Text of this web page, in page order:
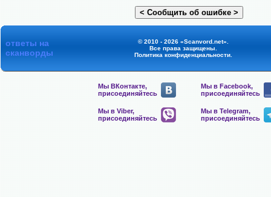
ответы на
сканворды
© 2010 - 2026 «Scanvord.net».
Все права защищены.
Политика конфиденциальности.
Мы ВКонтакте,
присоединяйтесь
Мы в Facebook,
присоединяйтесь
Мы в Viber,
присоединяйтесь
Мы в Telegram,
присоединяйтесь